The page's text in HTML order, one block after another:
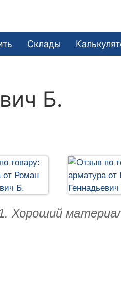
Склады
Б.
Хороший